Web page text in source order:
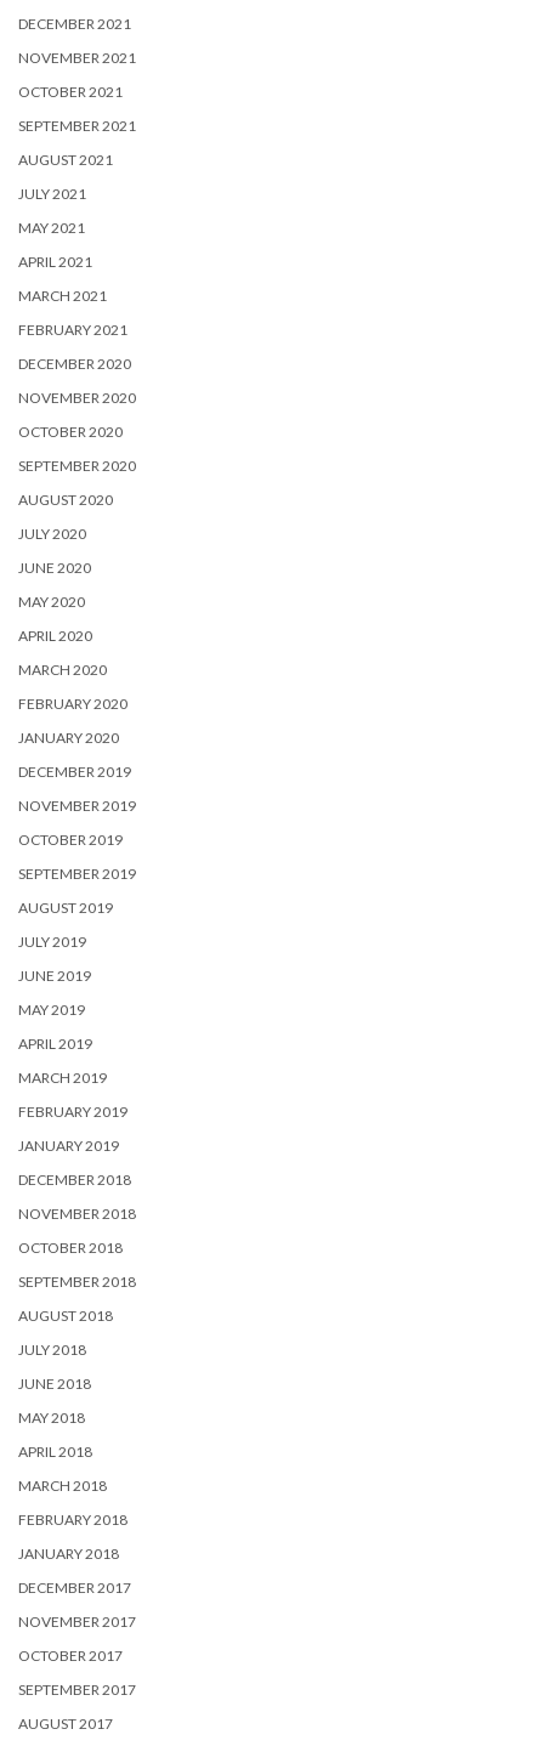
DECEMBER 2021
NOVEMBER 2021
OCTOBER 2021
SEPTEMBER 2021
AUGUST 2021
JULY 2021
MAY 2021
APRIL 2021
MARCH 2021
FEBRUARY 2021
DECEMBER 2020
NOVEMBER 2020
OCTOBER 2020
SEPTEMBER 2020
AUGUST 2020
JULY 2020
JUNE 2020
MAY 2020
APRIL 2020
MARCH 2020
FEBRUARY 2020
JANUARY 2020
DECEMBER 2019
NOVEMBER 2019
OCTOBER 2019
SEPTEMBER 2019
AUGUST 2019
JULY 2019
JUNE 2019
MAY 2019
APRIL 2019
MARCH 2019
FEBRUARY 2019
JANUARY 2019
DECEMBER 2018
NOVEMBER 2018
OCTOBER 2018
SEPTEMBER 2018
AUGUST 2018
JULY 2018
JUNE 2018
MAY 2018
APRIL 2018
MARCH 2018
FEBRUARY 2018
JANUARY 2018
DECEMBER 2017
NOVEMBER 2017
OCTOBER 2017
SEPTEMBER 2017
AUGUST 2017